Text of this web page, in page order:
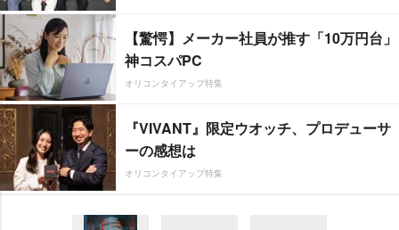
【驚愕】メーカー社員が推す「10万円台」
神コスパPC
オリコンタイアップ特集
『VIVANT』限定ウオッチ、プロデューサ
ーの感想は
オリコンタイアップ特集